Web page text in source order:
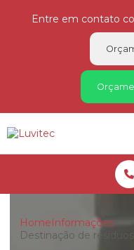
Entre em contato
HomeInformações
Destinação de